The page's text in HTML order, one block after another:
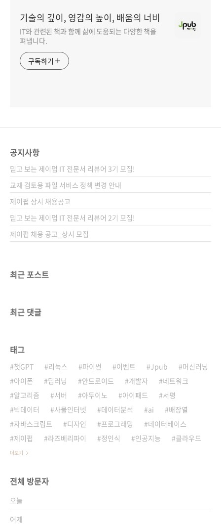
기술의 깊이, 영감의 높이, 배움의 너비
IT와 관련된 책과 함께 삶에 도움되는 다양한 책을
펴냅니다.
구독하기
공지사항
믿고 보는 제이펍 IT 전문서 리뷰어 3기 모집!
교재 검토용 파일 서비스 정책 변경 안내
제이펍 상시 채용공고
믿고 보는 제이펍 IT 전문서 리뷰어 2기 모집!
제이펍 채용 공고_상시 모집
최근 포스트
최근 댓글
태그
챗GPT 리눅스 파이썬 이벤트 Jpub
머신러닝
아이폰
딥러닝 안드로이드 개발자
네트워크
알고리즘
서버 아두이노 아이패드
서평
빅데이터
사물인터넷 데이터분석 ai
배장열
자바스크립트
디자인 프로그래밍
데이터베이스
제이펍
라즈베리파이 정인식 인공지능 클라우드
더보기
전체 방문자
오늘
어제